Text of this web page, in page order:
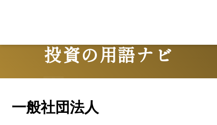
投資の用語ナビ
Terms
一般社団法人